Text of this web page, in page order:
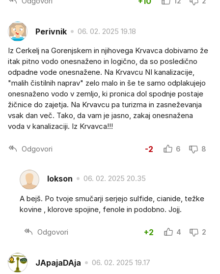
Perivnik 06. 02. 2025 19.18
Iz Cerkelj na Gorenjskem in njihovega Krvavca dobivamo že
itak pitno vodo onesnaženo in logično, da so posledično
odpadne vode onesnažene. Na Krvavcu NI kanalizacije,
"malih čistilnih naprav" zelo malo in še te samo odplakujejo
onesnaženo vodo v zemljo, ki pronica dol spodnje postaje
žičnice do zajetja. Na Krvavcu pa turizma in zasneževanja
vsak dan več. Tako, da vam je jasno, zakaj onesnažena
voda v kanalizaciji. Iz Krvavca!!!
Odgovori -2 6 8
lokson 06. 02. 2025 20.35
A bejš. Po tvoje smučarji serjejo sulfide, cianide, težke
kovine , klorove spojine, fenole in podobno. Jojj.
Odgovori +2 4 2
JApajaDAja 06. 02. 2025 19.17